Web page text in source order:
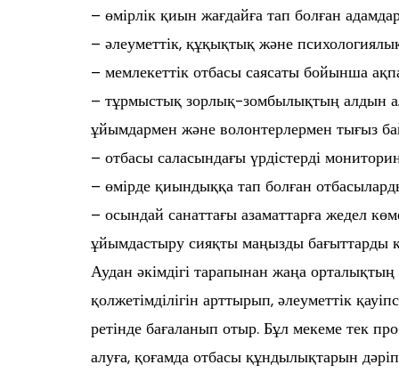
– өмірлік қиын жағдайға тап болған
– әлеуметтік, құқықтық және
– мемлекеттік отбасы саясаты бойынша
– тұрмыстық зорлық-зомбылықтың алдын
ұйымдармен және волонтерлермен тығыз
– отбасы саласындағы үрдістерді
– өмірде қиындыққа тап болған
– осындай санаттағы азаматтарға жедел
ұйымдастыру сияқты маңызды бағыттарды
Аудан әкімдігі тарапынан жаңа
қолжетімділігін арттырып, әлеуметтік
ретінде бағаланып отыр. Бұл мекеме тек
алуға, қоғамда отбасы құндылықтарын